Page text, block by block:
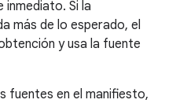
inmediato. Si la
más de lo esperado, el
y usa la fuente
fuentes en el manifiesto,